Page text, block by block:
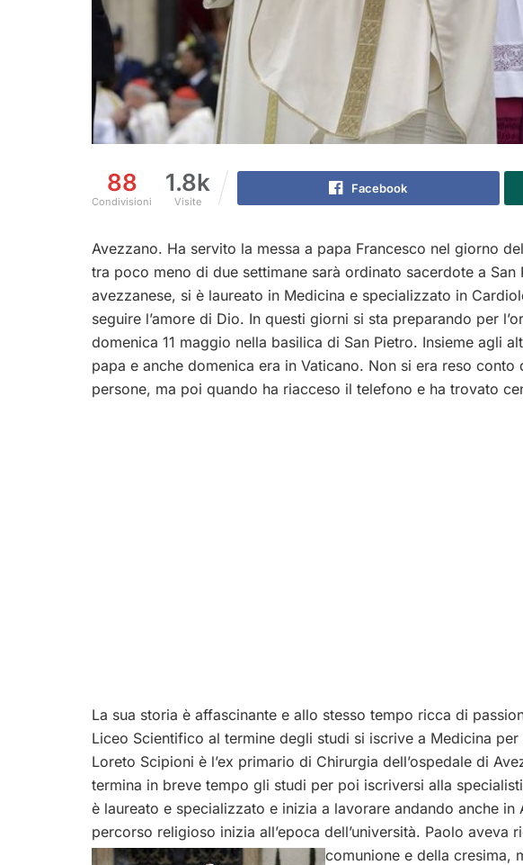
88
Condivisioni
1.8k
Visite
Facebook
Avezzano. Ha servito la messa a papa Francesco nel giorno
tra poco meno di due settimane sarà ordinato sacerdote a
avezzanese, si è laureato in Medicina e specializzato in
seguire l’amore di Dio. In questi giorni si sta preparando per
domenica 11 maggio nella basilica di San Pietro. Insieme agli
papa e anche domenica era in Vaticano. Non si era reso
persone, ma poi quando ha riacceso il telefono e ha trovato
La sua storia è affascinante e allo stesso tempo ricca di
Liceo Scientifico al termine degli studi si iscrive a Medicina
Loreto Scipioni è l’ex primario di Chirurgia dell’ospedale di
termina in breve tempo gli studi per poi iscriversi alla
è laureato e specializzato e inizia a lavorare andando anche in
percorso religioso inizia all’epoca dell’università. Paolo aveva
comunione e della cresima,